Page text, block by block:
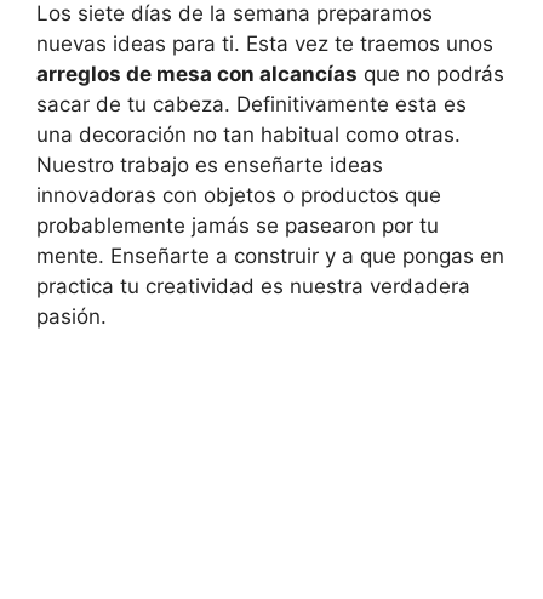
Los siete días de la semana preparamos
nuevas ideas para ti. Esta vez te traemos unos
arreglos de mesa con alcancías que no podrás
sacar de tu cabeza. Definitivamente esta es
una decoración no tan habitual como otras.
Nuestro trabajo es enseñarte ideas
innovadoras con objetos o productos que
probablemente jamás se pasearon por tu
mente. Enseñarte a construir y a que pongas en
practica tu creatividad es nuestra verdadera
pasión.